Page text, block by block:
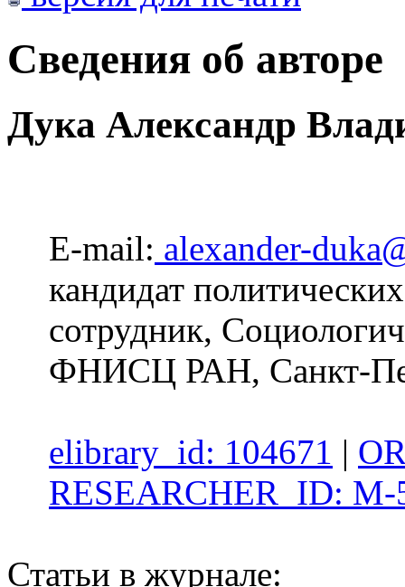
Сведения об авторе
Дука Александр
E-mail: alexander-
кандидат
сотрудник,
ФНИСЦ РАН, Санкт-
elibrary_id: 104671 |
RESEARCHER_ID: M-
Статьи в журнале: